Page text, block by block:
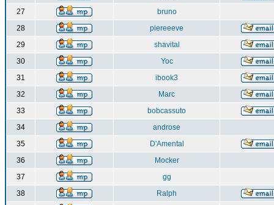
27
bruno
28
piereeeve
29
shavital
30
Yoc
31
ibook3
32
Marc
33
bobcassuto
34
androse
35
D'Amental
36
Mocker
37
gg
38
Ralph